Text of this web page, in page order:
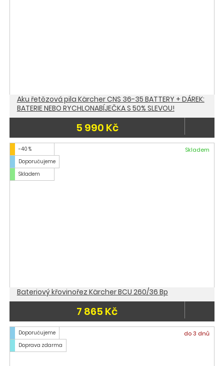
Aku řetězová pila Kärcher CNS 36-35 BATTERY + DÁREK:
BATERIE NEBO RYCHLONABÍJEČKA S 50% SLEVOU!
5 990 Kč
-40 %
Doporučujeme
Skladem
Skladem
Bateriový křovinořez Kärcher BCU 260/36 Bp
7 865 Kč
Doporučujeme
Doprava zdarma
do 3 dnů